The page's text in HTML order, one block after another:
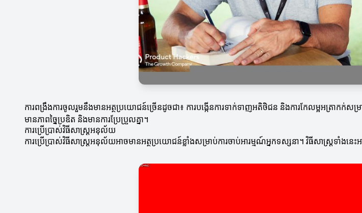
ការពង្រឹងការចូលរួមនឹងមានអត្ថប្រយោជន៍ច្រើនដូចជា៖ ការបង្កើនការទាក់ទាញអតិថិជន និងការកែលម្អអត្រាកក់ស
មានភាពច្នៃប្រឌិត និងមានការប្រែប្រួលគ្នា។
ការប្រើប្រាស់វិធីសាស្ត្រអនុល័យ
ការប្រើប្រាស់វិធីសាស្ត្រអនុល័យអាចមានអត្ថប្រយោជន៍ខ្លាំងសម្រាប់ការចាប់អារម្មណ៍អ្នកទស្សនា។ វិធីសាស្ត្រទាំងនេ